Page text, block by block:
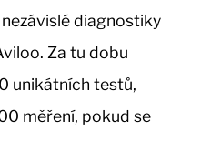
diagnostiky
Za tu dobu
unikátních testů,
měření, pokud se